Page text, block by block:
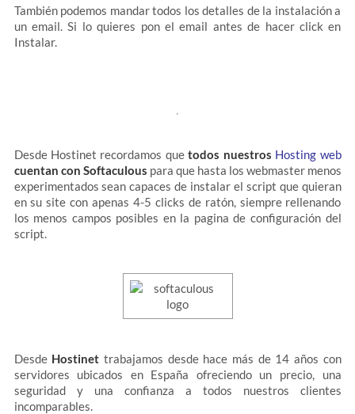
También podemos mandar todos los detalles de la instalación a
un email. Si lo quieres pon el email antes de hacer click en
Instalar.
Desde Hostinet recordamos quetodos nuestros Hosting web
cuentan con Softaculous para que hasta los webmaster menos
experimentados sean capaces de instalar el script que quieran
en su site con apenas 4-5 clicks de ratón, siempre rellenando
los menos campos posibles en la pagina de configuración del
script.
Desde Hostinet trabajamos desde hace más de 14 años con
servidores ubicados en España ofreciendo un precio, una
seguridad y una confianza a todos nuestros clientes
incomparables.